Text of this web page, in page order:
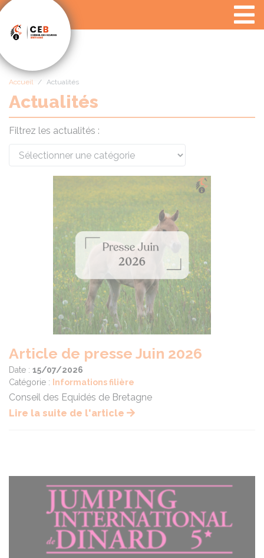
Accueil Actualités
Actualités
Filtrez les actualités :
Article de presse Juin 2026
Date : 15/07/2026
Catégorie :
Informations filière
Conseil des Equidés de Bretagne
Lire la suite de l'article
Panneau de gestion des cookies